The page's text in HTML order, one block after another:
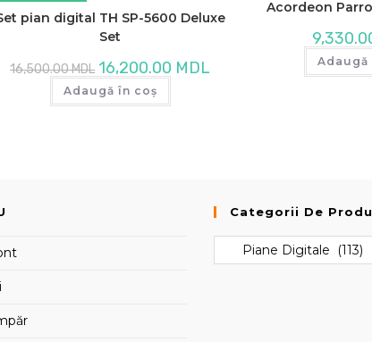
pian digital TH SP-5600 Deluxe
Set
16,500.00MDL Prețul
inițial
a
fost:
16,200.00 MDL
Adaugă în coș
Acordeon
Adaugă
Categorii De